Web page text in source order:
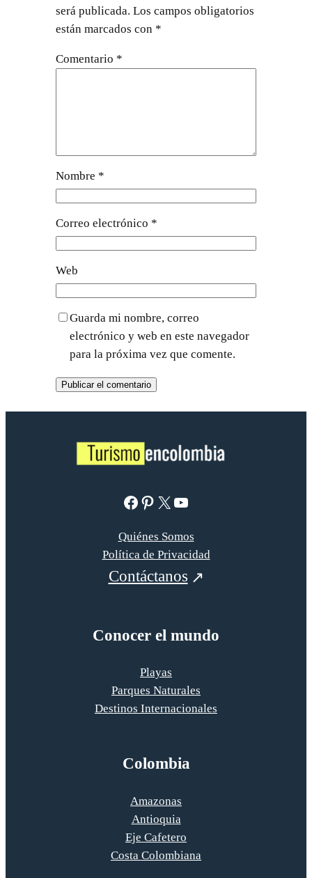
será publicada. Los campos obligatorios
están marcados con *
Comentario *
Nombre *
Correo electrónico *
Web
Guarda mi nombre, correo
electrónico y web en este navegador
para la próxima vez que comente.
Facebook Pinterest X YouTube
Quiénes Somos
Política de Privacidad
Contáctanos
Conocer el mundo
Playas
Parques Naturales
Destinos Internacionales
Colombia
Amazonas
Antioquia
Eje Cafetero
Costa Colombiana